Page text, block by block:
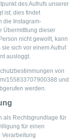
des Aufrufs unserer
ist; dies findet
die Instagram-
Übermittlung dieser
nicht gewollt, kann
sich vor einem Aufruf
ausloggt.
von
155833707900388 und
werden.
als Rechtsgrundlage für
für einen
Verarbeitung